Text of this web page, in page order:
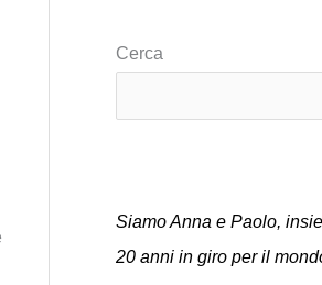
Cerca
Siamo Anna e Paolo,
20 anni in giro per il